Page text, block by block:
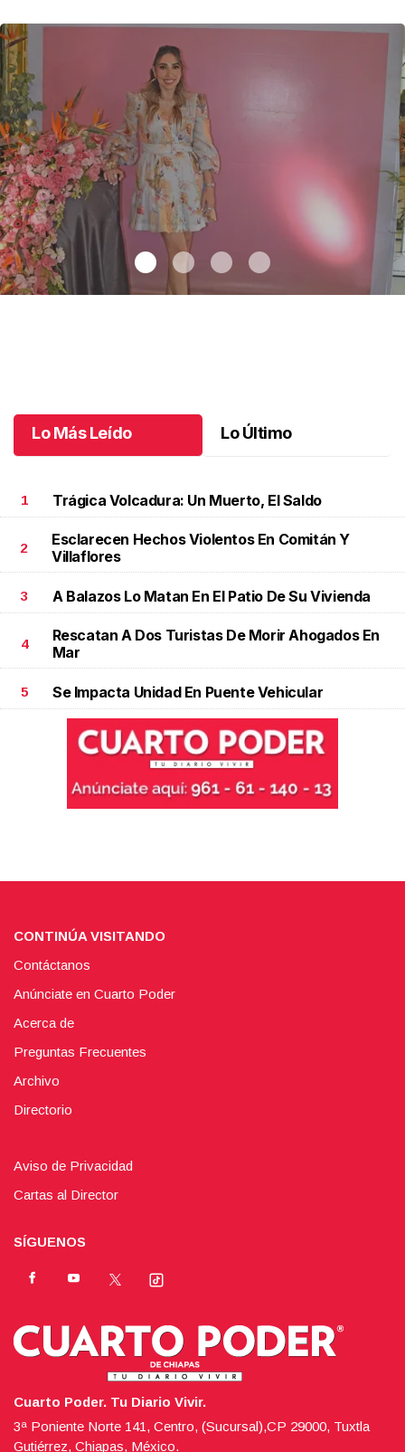
Lo Más Leído Lo Último
1 Trágica Volcadura: Un Muerto, El Saldo
2
Esclarecen Hechos Violentos En Comitán Y
Villaflores
3 A Balazos Lo Matan En El Patio De Su Vivienda
4
Rescatan A Dos Turistas De Morir Ahogados En
Mar
5 Se Impacta Unidad En Puente Vehicular
CONTINÚA VISITANDO
Contáctanos
Anúnciate en Cuarto Poder
Acerca de
Preguntas Frecuentes
Archivo
Directorio
Aviso de Privacidad
Cartas al Director
SÍGUENOS
Cuarto Poder. Tu Diario Vivir.
3ª Poniente Norte 141, Centro, (Sucursal),CP 29000, Tuxtla
Gutiérrez, Chiapas, México.